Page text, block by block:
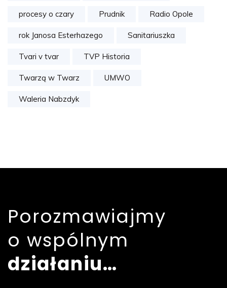
procesy o czary Prudnik Radio Opole
rok Janosa Esterhazego Sanitariuszka
Tvari v tvar TVP Historia
Twarzą w Twarz UMWO
Waleria Nabzdyk
Porozmawiajmy
o wspólnym
działaniu…